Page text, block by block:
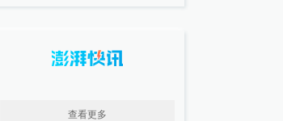
查看更多